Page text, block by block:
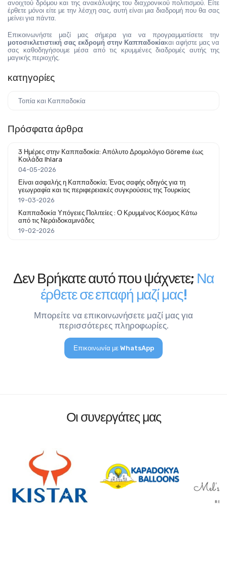
ανοιχτού δρόμου και της ανακάλυψης του διαχρονικού πολιτισμού. Είτε
έρθετε μόνοι είτε με την λέσχη σας, αυτή είναι μια διαδρομή που θα σας
μείνει για πάντα.
Επικοινωνήστε μαζί μας σήμερα για να προγραμματίσετε την
μοτοσικλετιστική σας εκδρομή στην Καππαδοκίακαι αφήστε μας να
σας καθοδηγήσουμε μέσα από τις κρυμμένες διαδρομές αυτής της
μαγικής περιοχής.
κατηγορίες
Τοπία και Καππαδοκία
Πρόσφατα άρθρα
3 Ημέρες στην Καππαδοκία: Απόλυτο Δρομολόγιο Göreme έως
Κοιλάδα Ihlara
04-05-2026
Είναι ασφαλής η Καππαδοκία; Ένας σαφής οδηγός για τη
γεωγραφία και τις περιφερειακές συγκρούσεις της Τουρκίας
19-03-2026
Καππαδοκία Υπόγειες Πολιτείες : Ο Κρυμμένος Κόσμος Κάτω
από τις Νεράιδοκαμινάδες
19-02-2026
Δεν Βρήκατε αυτό που ψάχνετε; Να
έρθετε σε επαφή μαζί μας!
Μπορείτε να επικοινωνήσετε μαζί μας για
περισσότερες πληροφωρίες.
Επικοινωνία με WhatsApp
Οι συνεργάτες μας